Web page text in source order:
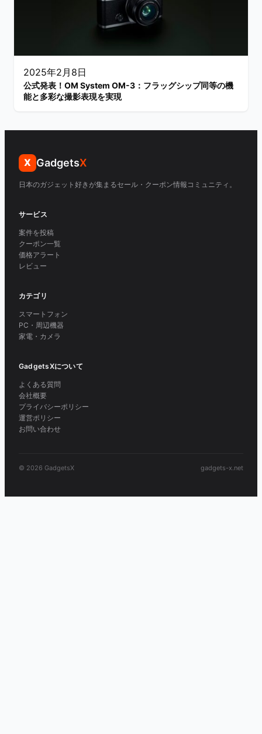
2025年2月8日
公式発表！OM System OM-3：フラッグシップ同等の機
能と多彩な撮影表現を実現
X GadgetsX
日本のガジェット好きが集まるセール・クーポン情報コミュニティ。
サービス
案件を投稿
クーポン一覧
価格アラート
レビュー
カテゴリ
スマートフォン
PC・周辺機器
家電・カメラ
GadgetsXについて
よくある質問
会社概要
プライバシーポリシー
運営ポリシー
お問い合わせ
© 2026 GadgetsX gadgets-x.net